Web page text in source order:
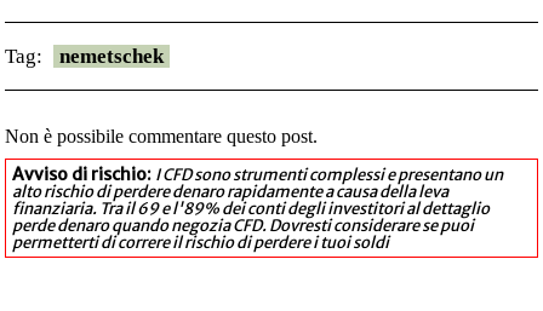
Tag: nemetschek
Non è possibile commentare questo post.
Avviso di rischio: I CFD sono strumenti complessi e presentano un
alto rischio di perdere denaro rapidamente a causa della leva
finanziaria. Tra il 69 e l'89% dei conti degli investitori al dettaglio
perde denaro quando negozia CFD. Dovresti considerare se puoi
permetterti di correre il rischio di perdere i tuoi soldi